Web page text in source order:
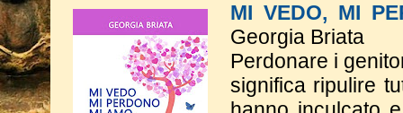
MI VEDO, MI
Georgia Briata
Perdonare i
significa ripulire